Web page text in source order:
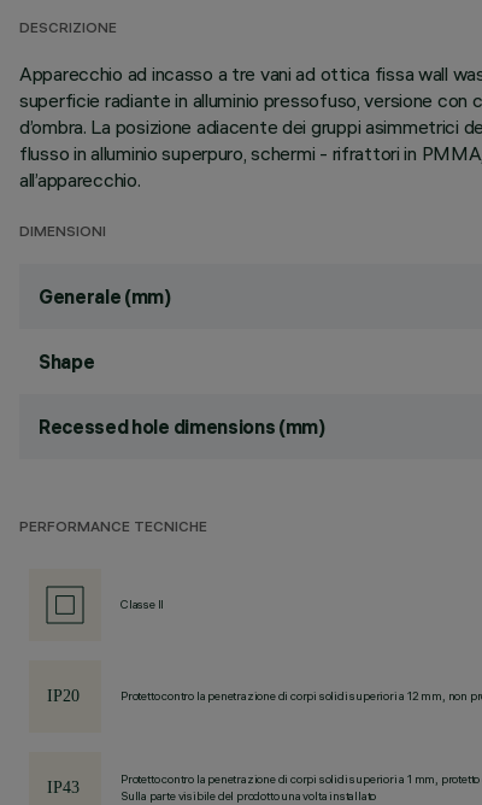
DESCRIZIONE
Apparecchio ad incasso a tre vani ad ottica fissa wall
superficie radiante in alluminio pressofuso, versione
d’ombra. La posizione adiacente dei gruppi asimmetrici
flusso in alluminio superpuro, schermi - rifrattori in
all’apparecchio.
DIMENSIONI
Generale (mm)
Shape
Recessed hole dimensions (mm)
PERFORMANCE TECNICHE
Classe II
Protetto contro la penetrazione di corpi solidi superiori a 12 mm, non
Protetto contro la penetrazione di corpi solidi superiori a 1 mm,
Sulla parte visibile del prodotto una volta installato